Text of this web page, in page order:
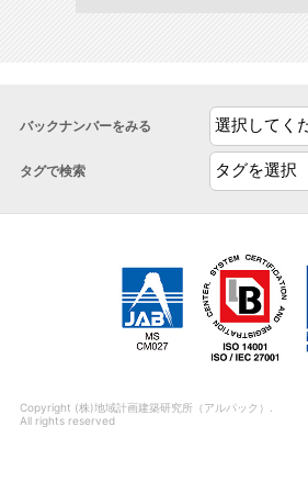
バックナンバーをみる
タグで検索
Copyright (株)地域計画建築研究所（アルパック）.
All rights reserved